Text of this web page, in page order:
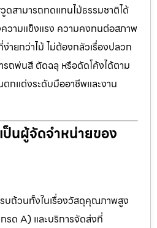
ดสามารถทดแทนไม้ธรรมชาติได้
ความแข็งแรง ความคงทนต่อสภาพ
ายกว่าไม้ ไม่ต้องกลัวเรื่องปลวก
รถพ่นสี ตัดฉลุ หรือดัดโค้งได้ตาม
ตกแต่งระดับมืออาชีพและงาน
ป็นผู้จัดจำหน่ายของ
รบถ้วนทั้งในเรื่องวัสดุคุณภาพสูง
รด A) และบริการจัดส่งที่